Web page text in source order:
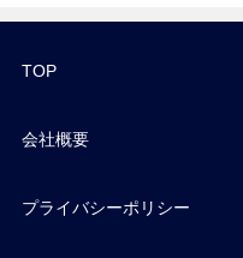
TOP
会社概要
プライバシーポリシー